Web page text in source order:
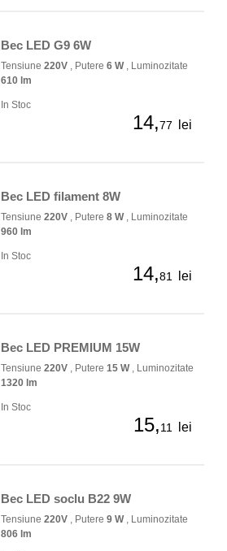
Bec LED G9 6W
Tensiune 220V , Putere 6 W, Luminozitate
610 lm
In Stoc
14,77 lei
Bec LED filament 8W
Tensiune 220V , Putere 8 W, Luminozitate
960 lm
In Stoc
14,81 lei
Bec LED PREMIUM 15W
Tensiune 220V , Putere 15 W, Luminozitate
1320 lm
In Stoc
15,11 lei
Bec LED soclu B22 9W
Tensiune 220V , Putere 9 W, Luminozitate
806 lm